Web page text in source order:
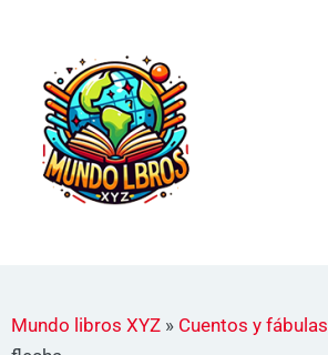
contenido
Mundo libros XYZ » Cuentos y fábulas